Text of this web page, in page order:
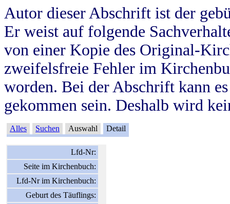
Autor dieser Abschrift ist der
Er weist auf folgende
von einer Kopie des Original-
zweifelsfreie Fehler im
worden. Bei der Abschrift kann
gekommen sein. Deshalb wird
Alles Suchen Auswahl Detail
Lfd-Nr:
Seite im Kirchenbuch:
Lfd-Nr im Kirchenbuch:
Geburt des Täuflings: